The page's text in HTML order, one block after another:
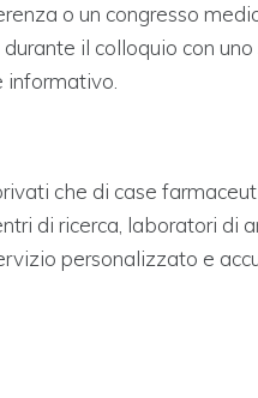
o un congresso
durante il colloquio con
che di case
di ricerca, laboratori di
personalizzato e